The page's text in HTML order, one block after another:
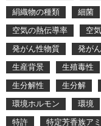
絹織物の種類
細菌
空気の熱伝導率
空
発がん性物質
発が
生産背景
生殖毒性
生分解性
生分解
環境ホルモン
環境
特許
特定芳香族ア